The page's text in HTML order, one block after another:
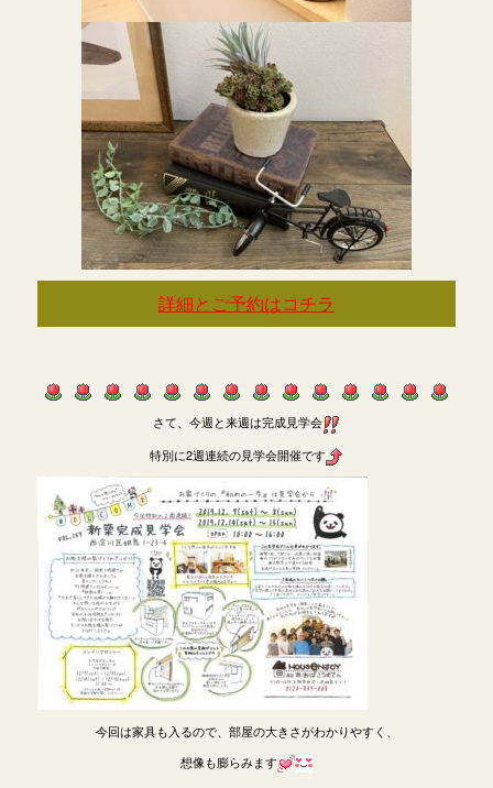
詳細とご予約はコチラ
さて、今週と来週は完成見学会
特別に2週連続の見学会開催です
今回は家具も入るので、部屋の大きさがわかりやすく、
想像も膨らみます